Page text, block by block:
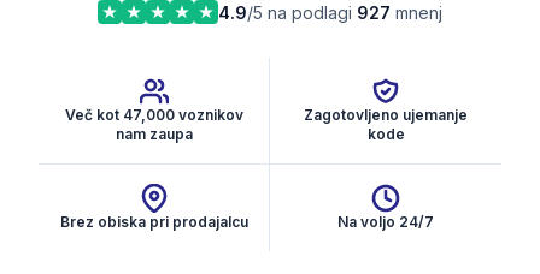
4.9/5 na podlagi 927 mnenj
Več kot 47,000 voznikov
nam zaupa
Zagotovljeno ujemanje
kode
Brez obiska pri prodajalcu Na voljo 24/7